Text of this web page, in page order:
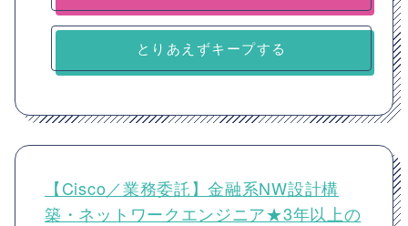
とりあえずキープする
【Cisco／業務委託】金融系NW設計構
築・ネットワークエンジニア★3年以上の